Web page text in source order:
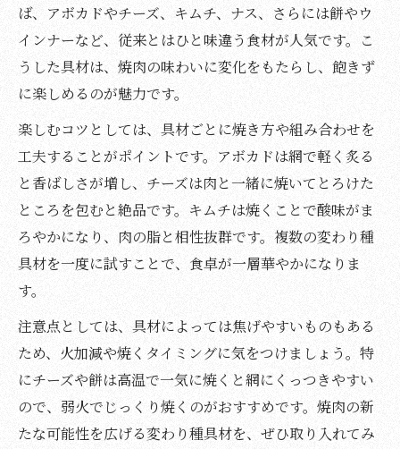
ば、アボカドやチーズ、キムチ、ナス、さらには餅やウ
インナーなど、従来とはひと味違う食材が人気です。こ
うした具材は、焼肉の味わいに変化をもたらし、飽きず
に楽しめるのが魅力です。
楽しむコツとしては、具材ごとに焼き方や組み合わせを
工夫することがポイントです。アボカドは網で軽く炙る
と香ばしさが増し、チーズは肉と一緒に焼いてとろけた
ところを包むと絶品です。キムチは焼くことで酸味がま
ろやかになり、肉の脂と相性抜群です。複数の変わり種
具材を一度に試すことで、食卓が一層華やかになりま
す。
注意点としては、具材によっては焦げやすいものもある
ため、火加減や焼くタイミングに気をつけましょう。特
にチーズや餅は高温で一気に焼くと網にくっつきやすい
ので、弱火でじっくり焼くのがおすすめです。焼肉の新
たな可能性を広げる変わり種具材を、ぜひ取り入れてみ